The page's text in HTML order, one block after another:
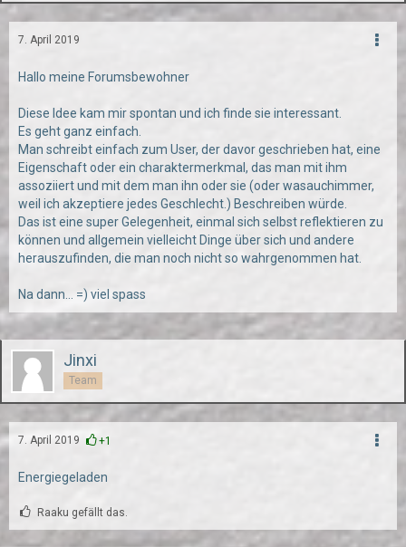
7. April 2019
Hallo meine Forumsbewohner
Diese Idee kam mir spontan und ich finde sie interessant.
Es geht ganz einfach.
Man schreibt einfach zum User, der davor geschrieben hat, eine
Eigenschaft oder ein charaktermerkmal, das man mit ihm
assoziiert und mit dem man ihn oder sie (oder wasauchimmer,
weil ich akzeptiere jedes Geschlecht.) Beschreiben würde.
Das ist eine super Gelegenheit, einmal sich selbst reflektieren zu
können und allgemein vielleicht Dinge über sich und andere
herauszufinden, die man noch nicht so wahrgenommen hat.
Na dann... =) viel spass
Jinxi
Team
7. April 2019 +1
Energiegeladen
Raaku gefällt das.